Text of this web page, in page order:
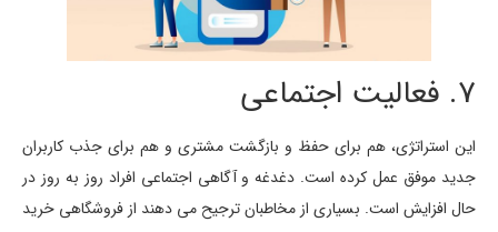
7. فعالیت اجتماعی
این استراتژی، هم برای حفظ و بازگشت مشتری و هم برای جذب کاربران
جدید موفق عمل کرده است. دغدغه و آگاهی اجتماعی افراد روز به روز در
حال افزایش است. بسیاری از مخاطبان ترجیح می دهند از فروشگاهی خرید